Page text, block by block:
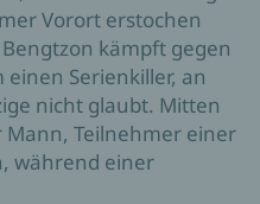
Vorort erstochen
kämpft gegen
Serienkiller, an
nicht glaubt. Mitten
Teilnehmer einer
während einer